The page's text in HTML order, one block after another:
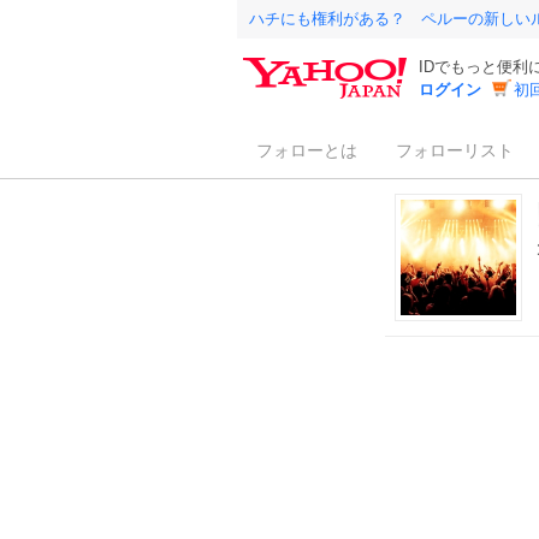
ハチにも権利がある？ ペルーの新しい
IDでもっと便利
ログイン
初
フォローとは フォローリスト